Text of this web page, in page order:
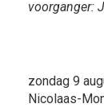
voorganger:
zondag 9
Nicolaas-